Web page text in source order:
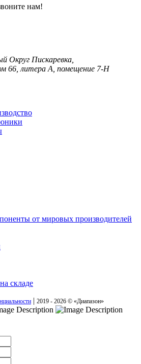
нам!
Округ Пискаревка,
66, литера А, помещение 7-Н
от мировых производителей
складе
| 2019 - 2026 © «Диапазон»